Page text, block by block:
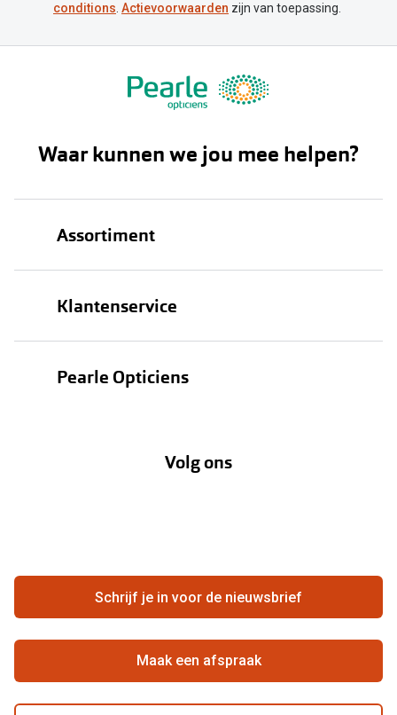
conditions. Actievoorwaarden zijn van toepassing.
Waar kunnen we jou mee helpen?
Assortiment
Klantenservice
Verzending
Hier de overeenkomst ontbinden
Zorgvergoeding
Pearle Opticiens
Ondernemen bij Pearle
Beste winkelketen
Actievoorwaarden
Volg ons
Schrijf je in voor de nieuwsbrief
Maak een afspraak